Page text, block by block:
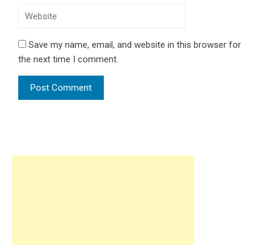
Save my name, email, and website in this browser for
the next time I comment.